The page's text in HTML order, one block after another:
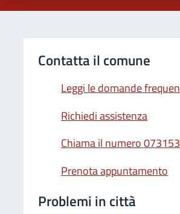
Contatta il comune
Leggi le domande
Richiedi assistenza
Chiama il numero
Prenota appuntamento
Problemi in città